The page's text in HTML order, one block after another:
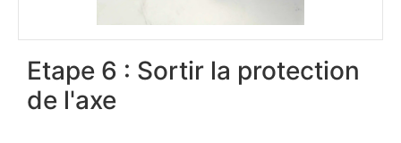
Etape 6 : Sortir la protection
de l'axe